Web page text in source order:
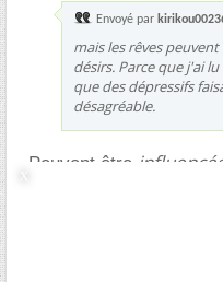
Envoyé par
mais les rêves
désirs. Parce que j'ai
que des dépressifs
désagréable.
Peuvent être